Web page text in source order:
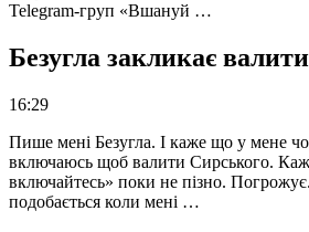
Telegram-груп «Вшануй …
Безугла закликає
16:29
Пише мені Безугла. І каже що у мене
включаюсь щоб валити Сирського.
включайтесь» поки не пізно.
подобається коли мені …